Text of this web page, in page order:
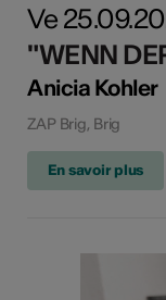
Ve
"WENN
Anicia Kohler
ZAP Brig, Brig
En savoir plus